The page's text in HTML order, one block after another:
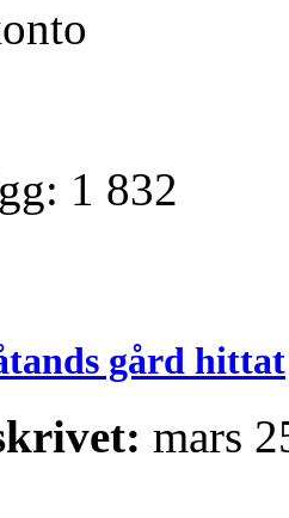
1 832
gård hittat
mars